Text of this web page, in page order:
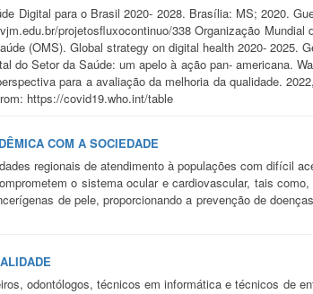
Digital para o Brasil 2020- 2028. Brasília: MS; 2020.
projetosfluxocontinuo/338 Organização
(OMS). Global strategy on digital health 2020- 2025.
do Setor da Saúde: um apelo à ação pan- americana.
para a avaliação da melhoria da qualidade.
https://covid19.who.int/table
COM A SOCIEDADE
regionais de atendimento à populações com difícil
o sistema ocular e cardiovascular, tais
de pele, proporcionando a prevenção de
odontólogos, técnicos em informática e técnicos de